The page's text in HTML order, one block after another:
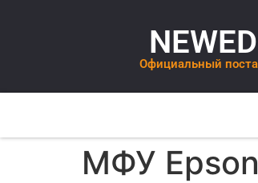
Официальный
МФУ